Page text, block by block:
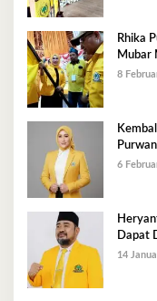
Rhika
Mubar
8
Golkar
6
Dapat
14